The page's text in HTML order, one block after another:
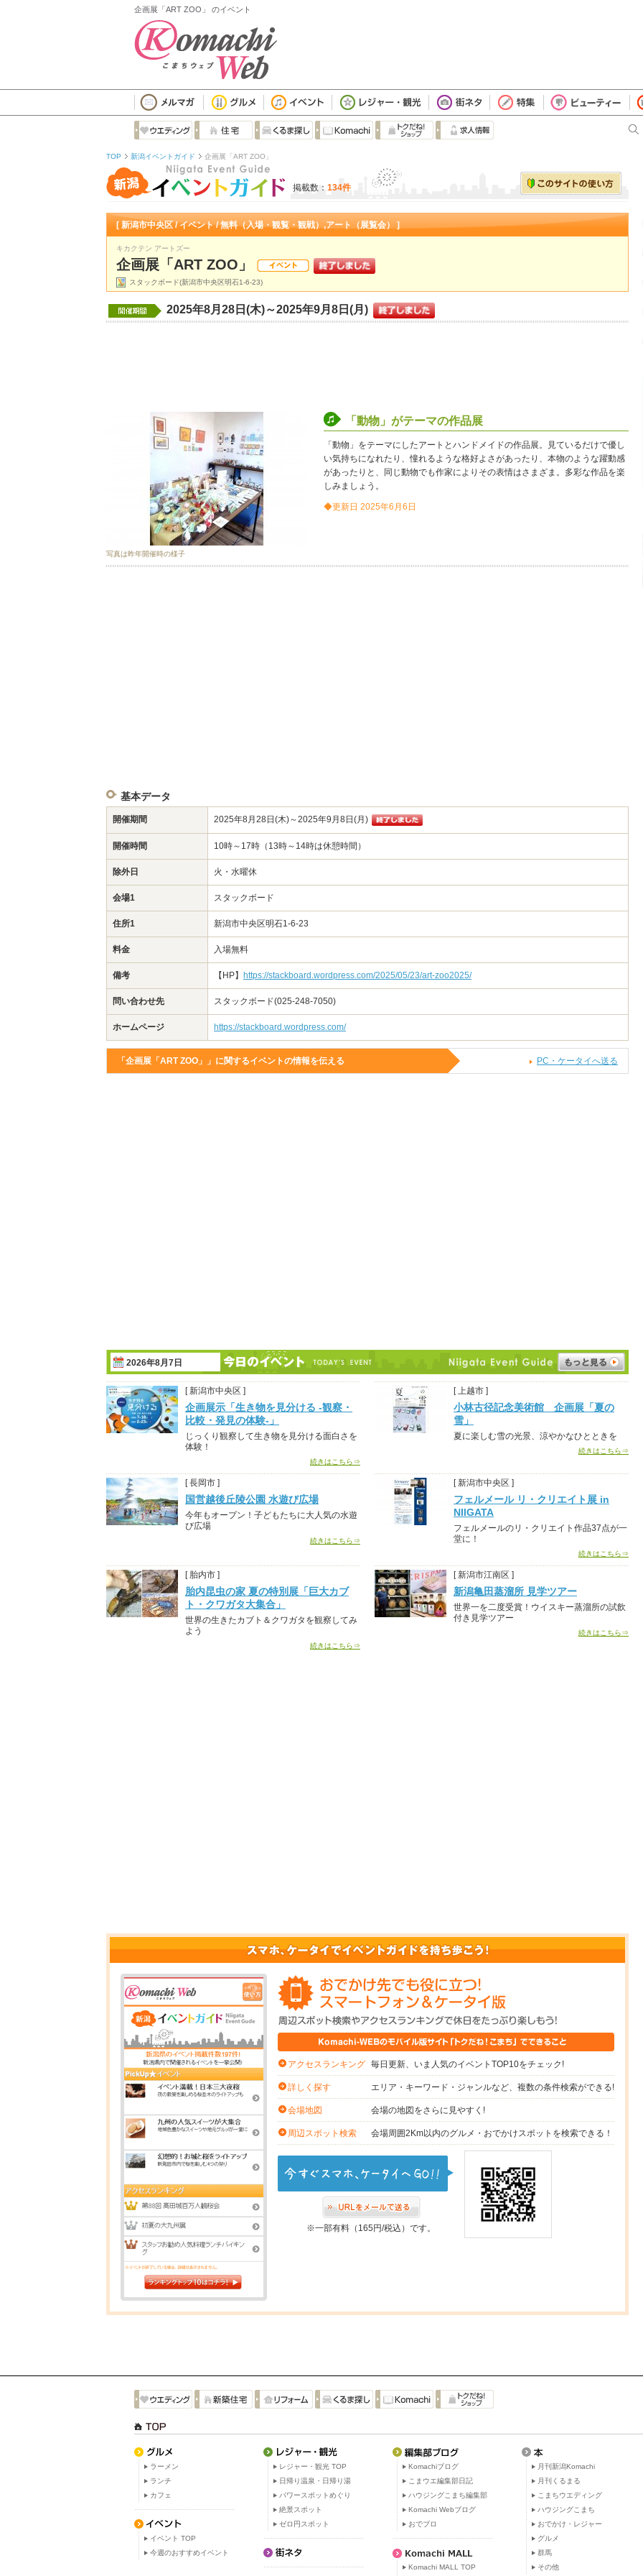
企画展「ART ZOO」 のイベント
TOP 新潟イベントガイド 企画展「ART ZOO」
掲載数： 134件
[ 新潟市中央区 / イベント / 無料（入場・観覧・観戦）,アート（展覧会） ]
キカクテン アートズー
企画展「ART ZOO」
スタックボード(新潟市中央区明石1-6-23)
2025年8月28日(木)～2025年9月8日(月)
「動物」がテーマの作品展
「動物」をテーマにしたアートとハンドメイドの作品展。見ているだけで優し
い気持ちになれたり、憧れるような格好よさがあったり、本物のような躍動感
があったりと、同じ動物でも作家によりその表情はさまざま。多彩な作品を楽
しみましょう。
◆更新日 2025年6月6日
写真は昨年開催時の様子
基本データ
開催期間 2025年8月28日(木)～2025年9月8日(月)
開催時間 10時～17時（13時～14時は休憩時間）
除外日 火・水曜休
会場1 スタックボード
住所1 新潟市中央区明石1-6-23
料金 入場無料
備考 【HP】 https://stackboard.wordpress.com/2025/05/23/art-zoo2025/
問い合わせ先 スタックボード(025-248-7050)
ホームページ https://stackboard.wordpress.com/
「企画展「ART ZOO」」に関するイベントの情報を伝える PC・ケータイへ送る
2026年8月7日
[ 新潟市中央区 ]
企画展示「生き物を見分ける -観察・
比較・発見の体験-」
じっくり観察して生き物を見分ける面白さを
体験！
続きはこちら⇒
[ 上越市 ]
小林古径記念美術館 企画展「夏の
雪」
夏に楽しむ雪の光景、涼やかなひとときを
続きはこちら⇒
[ 長岡市 ]
国営越後丘陵公園 水遊び広場
今年もオープン！子どもたちに大人気の水遊
び広場
続きはこちら⇒
[ 新潟市中央区 ]
フェルメール リ・クリエイト展 in
NIIGATA
フェルメールのリ・クリエイト作品37点が一
堂に！
続きはこちら⇒
[ 胎内市 ]
胎内昆虫の家 夏の特別展「巨大カブ
ト・クワガタ大集合」
世界の生きたカブト＆クワガタを観察してみ
よう
続きはこちら⇒
[ 新潟市江南区 ]
新潟亀田蒸溜所 見学ツアー
世界一を二度受賞！ウイスキー蒸溜所の試飲
付き見学ツアー
続きはこちら⇒
アクセスランキング 毎日更新、いま人気のイベントTOP10をチェック!
詳しく探す エリア・キーワード・ジャンルなど、複数の条件検索ができる!
会場地図 会場の地図をさらに見やすく!
周辺スポット検索 会場周囲2Km以内のグルメ・おでかけスポットを検索できる！
※一部有料（165円/税込）です。
ラーメン
ランチ
カフェ
イベント TOP
今週のおすすめイベント
レジャー・観光 TOP
日帰り温泉・日帰り湯
パワースポットめぐり
絶景スポット
ゼロ円スポット
Komachiブログ
こまウエ編集部日記
ハウジングこまち編集部
Komachi Webブログ
おでブロ
Komachi MALL TOP
月刊新潟Komachi
月刊くるまる
こまちウエディング
ハウジングこまち
おでかけ・レジャー
グルメ
群馬
その他